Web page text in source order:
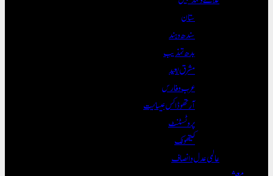
ستان
سندھ و ہند
بدھ تہذیب
مشرق بعید
عرب و فارس
آرتھوڈاکس عیسائیت
پروٹسٹنٹ
کیتھولک
عالمی عدل و انصاف